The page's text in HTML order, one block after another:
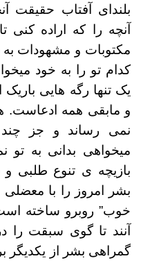
بلندای آفتاب حقیقت
آنچه را که اراده کنی
مکتوبات و مشهودات
کدام تو را به خود
یک تنها رگه هایی
و مابقی همه ادعاست.
نمی رساند و جز
میخواهی بدانی به تو
بازیچه ی تنوع طلبی
بشر امروز را با معضلی
خوب” روبرو ساخته
آنند تا گوی سبقت
گمراهی بشر از یکدیگر